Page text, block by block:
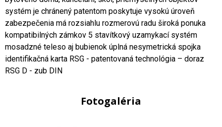
systém je chránený patentom poskytuje vysokú úroveň
zabezpečenia má rozsiahlu rozmerovú radu široká ponuka
kompatibilných zámkov 5 stavítkový uzamykací systém
mosadzné teleso aj bubienok úplná nesymetrická spojka
identifikačná karta RSG - patentovaná technológia – doraz
RSG D - zub DIN
Fotogaléria